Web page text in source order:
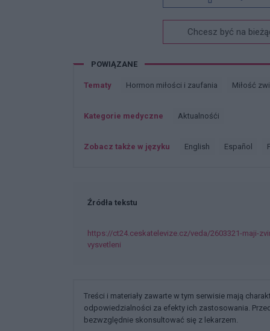
Chcesz być na
POWIĄZANE
Tematy Hormon miłości i zaufania Miłość
Kategorie medyczne Aktualnośći
Zobacz także w języku english español
Źródła tekstu
https://ct24.ceskatelevize.cz/veda/2603321-maji-
vysvetleni
Treści i materiały zawarte w tym serwisie mają
odpowiedzialności za efekty ich zastosowania.
bezwzględnie skonsultować się z lekarzem.